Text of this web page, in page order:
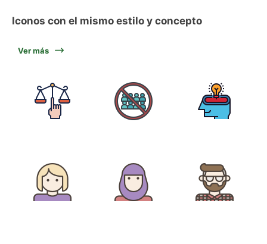
Iconos con el mismo estilo y concepto
Ver más